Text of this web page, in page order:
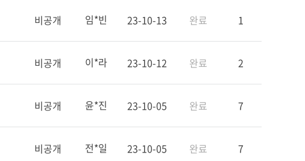
비공개 임*빈 23-10-13 완료 1
비공개 이*라 23-10-12 완료 2
비공개 윤*진 23-10-05 완료 7
비공개 전*일 23-10-05 완료 7